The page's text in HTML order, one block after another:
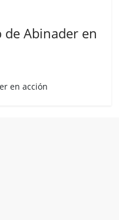
de Abinader en
en acción